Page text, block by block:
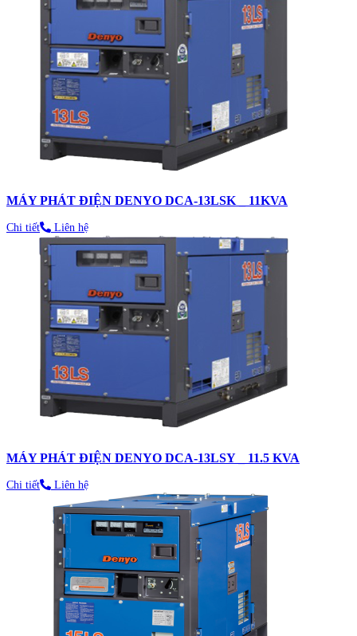
MÁY PHÁT ĐIỆN DENYO DCA-13LSK _ 11KVA
Chi tiết Liên hệ
MÁY PHÁT ĐIỆN DENYO DCA-13LSY _ 11.5 KVA
Chi tiết Liên hệ